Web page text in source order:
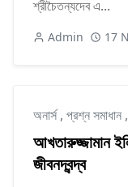
শ্রীচৈতন্যদেব এ...
Admin 17
অনার্স, প্রশ্ন সমাধান ,
আখতারুজ্জামান
জীবনদ্বন্দ্ব